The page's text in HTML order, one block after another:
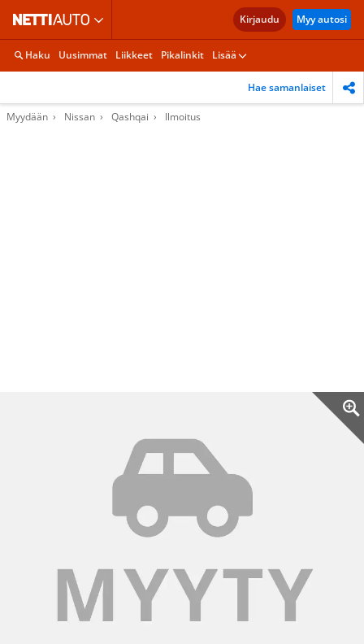
Kirjaudu Myy autosi
Haku Uusimmat Liikkeet Pikalinkit Lisää
Hae samanlaiset
Myydään Nissan Qashqai Ilmoitus